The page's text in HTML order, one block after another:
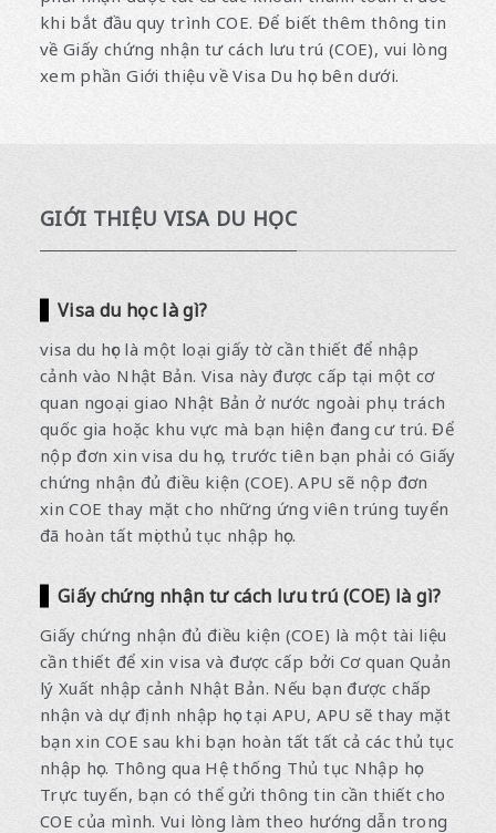
khi bắt đầu quy trình COE. Để biết thêm thông tin
về Giấy chứng nhận tư cách lưu trú (COE), vui lòng
xem phần Giới thiệu về Visa Du học bên dưới.
GIỚI THIỆU VISA DU HỌC
Visa du học là gì?
visa du học là một loại giấy tờ cần thiết để nhập
cảnh vào Nhật Bản. Visa này được cấp tại một cơ
quan ngoại giao Nhật Bản ở nước ngoài phụ trách
quốc gia hoặc khu vực mà bạn hiện đang cư trú. Để
nộp đơn xin visa du học, trước tiên bạn phải có Giấy
chứng nhận đủ điều kiện (COE). APU sẽ nộp đơn
xin COE thay mặt cho những ứng viên trúng tuyển
đã hoàn tất mọi thủ tục nhập học.
Giấy chứng nhận tư cách lưu trú (COE) là gì?
Giấy chứng nhận đủ điều kiện (COE) là một tài liệu
cần thiết để xin visa và được cấp bởi Cơ quan Quản
lý Xuất nhập cảnh Nhật Bản. Nếu bạn được chấp
nhận và dự định nhập học tại APU, APU sẽ thay mặt
bạn xin COE sau khi bạn hoàn tất tất cả các thủ tục
nhập học. Thông qua Hệ thống Thủ tục Nhập học
Trực tuyến, bạn có thể gửi thông tin cần thiết cho
COE của mình. Vui lòng làm theo hướng dẫn trong